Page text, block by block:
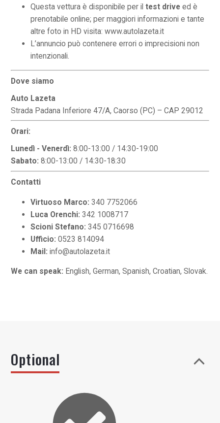
Questa vettura è disponibile per iltest drive ed è
prenotabile online; per maggiori informazioni e tante
altre foto in HD visita: www.autolazeta.it
L’annuncio può contenere errori o imprecisioni non
intenzionali.
Dove siamo
Auto Lazeta
Strada Padana Inferiore 47/A, Caorso (PC) – CAP 29012
Orari:
Lunedì - Venerdì:8:00-13:00 / 14:30-19:00
Sabato: 8:00-13:00 / 14:30-18:30
Contatti
Virtuoso Marco: 340 7752066
Luca Orenchi: 342 1008717
Scioni Stefano: 345 0716698
Ufficio: 0523 814094
Mail: info@autolazeta.it
We can speak: English, German, Spanish, Croatian, Slovak.
Optional